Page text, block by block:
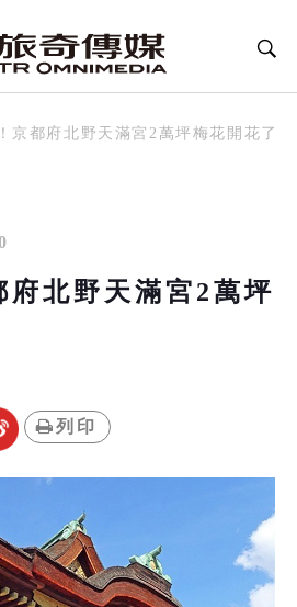
京都府北野天滿宮2萬坪梅花開花了
府北野天滿宮2萬坪
列印